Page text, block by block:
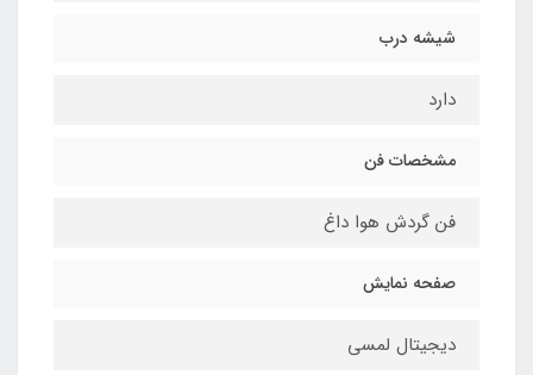
شيشه درب
دارد
مشخصات فن
فن گردش هوا داغ
صفحه نمایش
ديجيتال لمسي